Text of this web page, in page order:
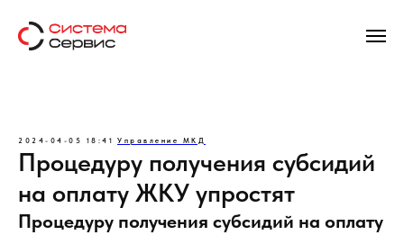
2024-04-05 18:41 Управление МКД
Процедуру получения субсидий
на оплату ЖКУ упростят
Процедуру получения субсидий на оплату